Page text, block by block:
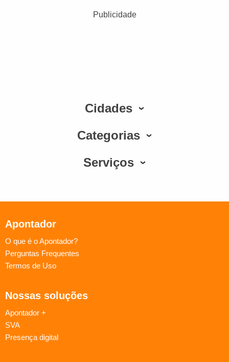
Publicidade
Cidades
Categorias
Serviços
Apontador
O que é o Apontador?
Perguntas Frequentes
Termos de Uso
Nossas soluções
Apontador +
SVA
Presença digital